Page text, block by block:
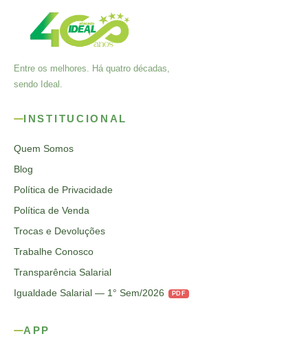
Entre os melhores. Há quatro décadas,
sendo Ideal.
INSTITUCIONAL
Quem Somos
Blog
Política de Privacidade
Política de Venda
Trocas e Devoluções
Trabalhe Conosco
Transparência Salarial
Igualdade Salarial — 1° Sem/2026
PDF
APP